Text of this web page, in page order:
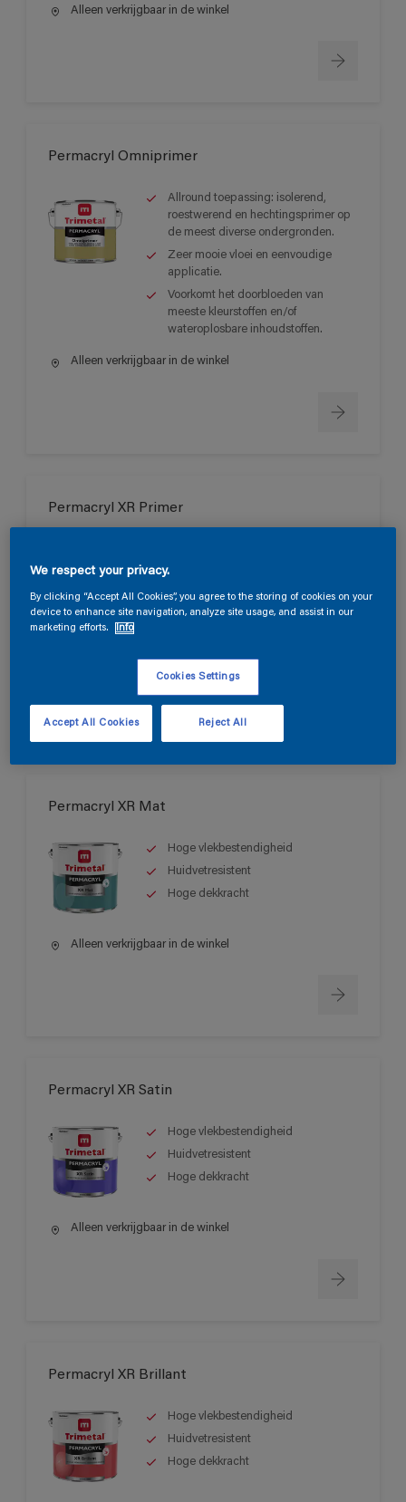
Alleen verkrijgbaar in de winkel
Permacryl Omniprimer
Allround toepassing: isolerend,
roestwerend en hechtingsprimer op
de meest diverse ondergronden.
Zeer mooie vloei en eenvoudige
applicatie.
Voorkomt het doorbloeden van
meeste kleurstoffen en/of
wateroplosbare inhoudstoffen.
Alleen verkrijgbaar in de winkel
Permacryl XR Primer
schuurbaar.
Sneldrogend met een goede
Alleen verkrijgbaar in de winkel
Permacryl XR Mat
Hoge vlekbestendigheid
Huidvetresistent
Hoge dekkracht
Alleen verkrijgbaar in de winkel
Permacryl XR Satin
Hoge vlekbestendigheid
Huidvetresistent
Hoge dekkracht
Alleen verkrijgbaar in de winkel
Permacryl XR Brillant
Hoge vlekbestendigheid
Huidvetresistent
Hoge dekkracht
We respect your privacy.
By clicking “Accept All Cookies”, you agree to the storing of cookies on your
device to enhance site navigation, analyze site usage, and assist in our
marketing efforts.
Info
Cookies Settings
Reject All
Accept All Cookies